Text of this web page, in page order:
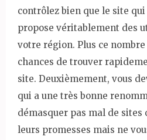
contrôlez bien que le site
propose véritablement des
votre région. Plus ce
chances de trouver
site. Deuxièmement, vous
qui a une très bonne
démasquer pas mal de sites
leurs promesses mais ne